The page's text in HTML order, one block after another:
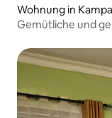
Wohnung in
Gemütliche und